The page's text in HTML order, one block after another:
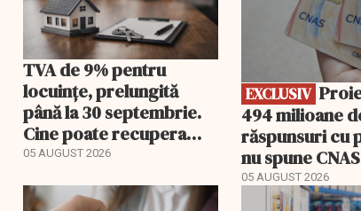
TVA de 9% pentru
locuințe, prelungită
până la 30 septembrie.
Cine poate recupera
diferența de taxă
05 AUGUST 2026
EXCLUSIV Proiect de
494 milioane
răspunsuri cu
nu spune
noul PIAS
05 AUGUST 2026